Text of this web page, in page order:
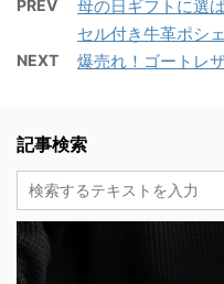
PREV
母の日ギフトに選
セル付き牛革ポシ
NEXT 爆売れ！ゴートレ
記事検索